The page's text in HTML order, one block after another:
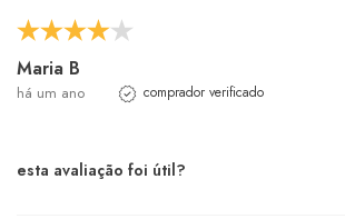
Maria B
há um ano comprador verificado
esta avaliação foi útil?